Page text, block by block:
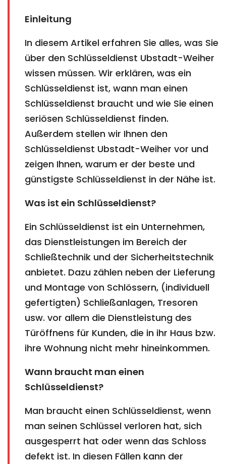
Einleitung
In diesem Artikel erfahren Sie alles, was Sie
über den Schlüsseldienst Ubstadt-Weiher
wissen müssen. Wir erklären, was ein
Schlüsseldienst ist, wann man einen
Schlüsseldienst braucht und wie Sie einen
seriösen Schlüsseldienst finden.
Außerdem stellen wir Ihnen den
Schlüsseldienst Ubstadt-Weiher vor und
zeigen Ihnen, warum er der beste und
günstigste Schlüsseldienst in der Nähe ist.
Was ist ein Schlüsseldienst?
Ein Schlüsseldienst ist ein Unternehmen,
das Dienstleistungen im Bereich der
Schließtechnik und der Sicherheitstechnik
anbietet. Dazu zählen neben der Lieferung
und Montage von Schlössern, (individuell
gefertigten) Schließanlagen, Tresoren
usw. vor allem die Dienstleistung des
Türöffnens für Kunden, die in ihr Haus bzw.
ihre Wohnung nicht mehr hineinkommen.
Wann braucht man einen
Schlüsseldienst?
Man braucht einen Schlüsseldienst, wenn
man seinen Schlüssel verloren hat, sich
ausgesperrt hat oder wenn das Schloss
defekt ist. In diesen Fällen kann der